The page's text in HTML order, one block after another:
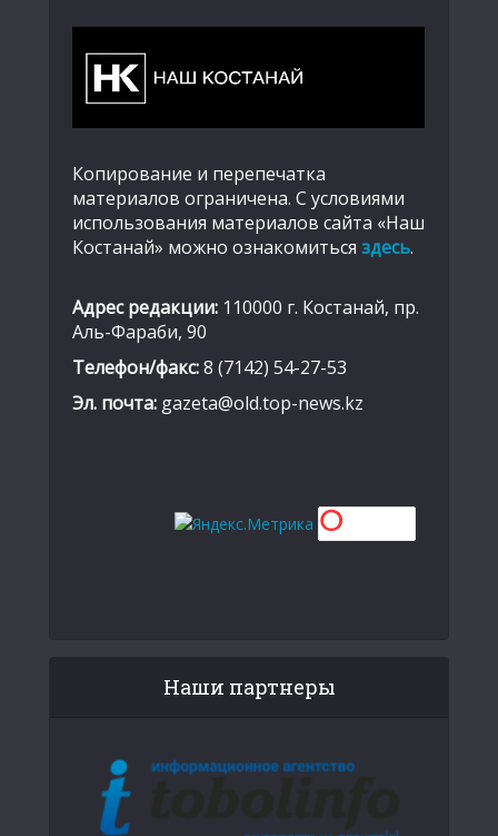
Копирование и перепечатка
материалов ограничена. С условиями
использования материалов сайта «Наш
Костанай» можно ознакомиться здесь.
Адрес редакции: 110000 г. Костанай, пр.
Аль-Фараби, 90
Телефон/факс:8 (7142) 54-27-53
Эл. почта: gazeta@old.top-news.kz
Наши партнеры